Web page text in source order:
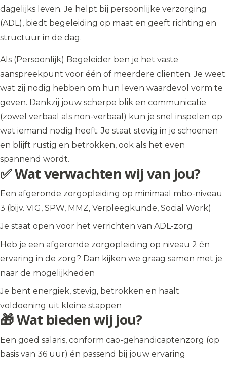
dagelijks leven. Je helpt bij persoonlijke verzorging
(ADL), biedt begeleiding op maat en geeft richting en
structuur in de dag.
Als (Persoonlijk) Begeleider ben je het vaste
aanspreekpunt voor één of meerdere cliënten. Je weet
wat zij nodig hebben om hun leven waardevol vorm te
geven. Dankzij jouw scherpe blik en communicatie
(zowel verbaal als non-verbaal) kun je snel inspelen op
wat iemand nodig heeft. Je staat stevig in je schoenen
en blijft rustig en betrokken, ook als het even
spannend wordt.
✅ Wat verwachten wij van jou?
Een afgeronde zorgopleiding op minimaal mbo-niveau
3 (bijv. VIG, SPW, MMZ, Verpleegkunde, Social Work)
Je staat open voor het verrichten van ADL-zorg
Heb je een afgeronde zorgopleiding op niveau 2 én
ervaring in de zorg? Dan kijken we graag samen met je
naar de mogelijkheden
Je bent energiek, stevig, betrokken en haalt
voldoening uit kleine stappen
🎁 Wat bieden wij jou?
Een goed salaris, conform cao-gehandicaptenzorg (op
basis van 36 uur) én passend bij jouw ervaring